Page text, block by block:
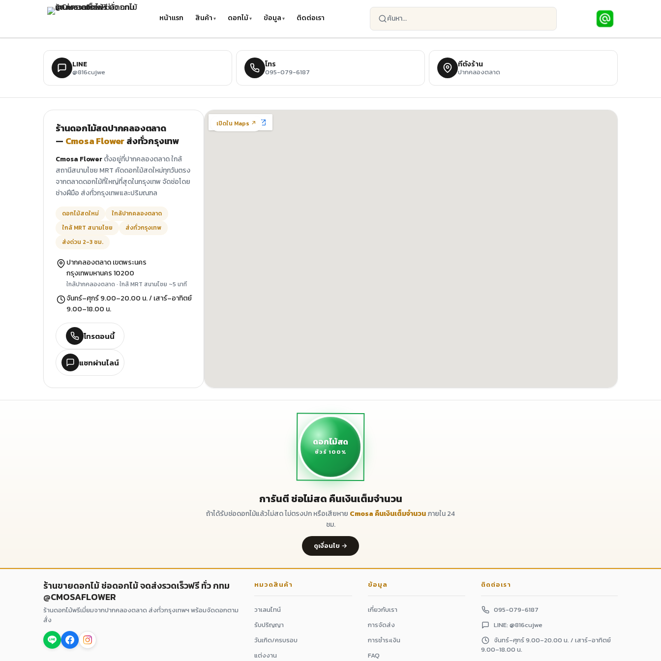
ข้ามไปยังเนื้อหาหลัก
หน้าแรก สินค้า ดอกไม้ ข้อมูล ติดต่อเรา
LINE
@816cujwe
โทร
095-079-6187
ที่ตั้งร้าน
ปากคลองตลาด
ร้านดอกไม้สดปากคลองตลาด
— Cmosa Flowerส่งทั่วกรุงเทพ
Cmosa Flowerตั้งอยู่ที่ปากคลองตลาด ใกล้
สถานีสนามไชย MRT คัดดอกไม้สดใหม่ทุกวันตรง
จากตลาดดอกไม้ที่ใหญ่ที่สุดในกรุงเทพ จัดช่อโดย
ช่างฝีมือ ส่งทั่วกรุงเทพและปริมณฑล
ดอกไม้สดใหม่
ใกล้ปากคลองตลาด
ใกล้ MRT สนามไชย
ส่งทั่วกรุงเทพ
ส่งด่วน 2-3 ชม.
ปากคลองตลาด เขตพระนคร
กรุงเทพมหานคร 10200
ใกล้ปากคลองตลาด · ใกล้ MRT สนามไชย ~5 นาที
จันทร์–ศุกร์ 9.00–20.00 น. / เสาร์–อาทิตย์
9.00–18.00 น.
โทรตอนนี้
แชทผ่านไลน์
เปิดใน Maps ↗
ดอกไม้สด
ชัวร์ 100%
การันตี ช่อไม่สด คืนเงินเต็มจำนวน
ถ้าได้รับช่อดอกไม้แล้วไม่สด ไม่ตรงปก หรือเสียหาย Cmosa คืนเงินเต็มจำนวนภายใน 24
ชม.
ดูเงื่อนไข →
ร้านขายดอกไม้ ช่อดอกไม้ จดส่งรวดเร็วฟรี ทั่ว กทม
@CMOSAFLOWER
ร้านดอกไม้พรีเมี่ยมจากปากคลองตลาด ส่งทั่วกรุงเทพฯ พร้อมจัดดอกตาม
สั่ง
หมวดสินค้า
วาเลนไทน์
รับปริญญา
วันเกิด/ครบรอบ
แต่งงาน
ข้อมูล
เกี่ยวกับเรา
การจัดส่ง
การชำระเงิน
FAQ
ติดต่อเรา
095-079-6187
LINE: @816cujwe
จันทร์–ศุกร์ 9.00–20.00 น. / เสาร์–อาทิตย์
9.00–18.00 น.